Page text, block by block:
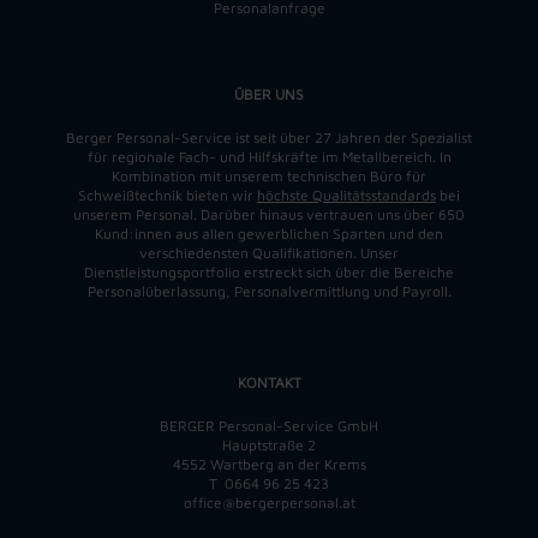
Personalanfrage
ÜBER UNS
Berger Personal-Service ist seit über 27 Jahren der Spezialist
für regionale Fach- und Hilfskräfte im Metallbereich. In
Kombination mit unserem technischen Büro für
Schweißtechnik bieten wir höchste Qualitätsstandards bei
unserem Personal. Darüber hinaus vertrauen uns über 650
Kund:innen aus allen gewerblichen Sparten und den
verschiedensten Qualifikationen. Unser
Dienstleistungsportfolio erstreckt sich über die Bereiche
Personalüberlassung, Personalvermittlung und Payroll.
KONTAKT
BERGER Personal-Service GmbH
Hauptstraße 2
4552 Wartberg an der Krems
T 0664 96 25 423
office@bergerpersonal.at